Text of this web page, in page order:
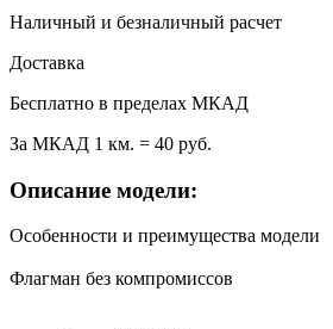
Наличный и безналичный расчет
Доставка
Бесплатно в пределах МКАД
За МКАД 1 км. = 40 руб.
Описание модели:
Особенности и преимущества модели
Флагман без компромиссов